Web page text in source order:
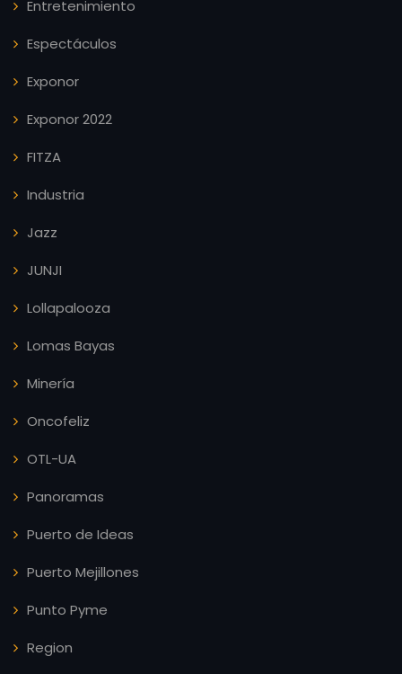
Entretenimiento
Espectáculos
Exponor
Exponor 2022
FITZA
Industria
Jazz
JUNJI
Lollapalooza
Lomas Bayas
Minería
Oncofeliz
OTL-UA
Panoramas
Puerto de Ideas
Puerto Mejillones
Punto Pyme
Region